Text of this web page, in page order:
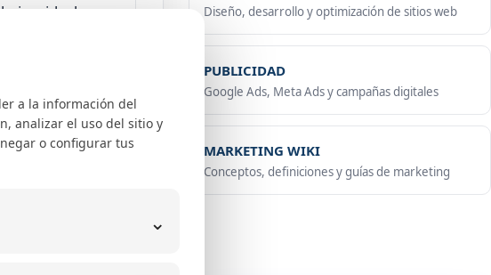
ideal para
campañas
Diseño, desarrollo y optimización de sitios web
PUBLICIDAD
Google Ads, Meta Ads y campañas digitales
MARKETING WIKI
Conceptos, definiciones y guías de marketing
a la información del
analizar el uso del sitio y
o configurar tus
⌄